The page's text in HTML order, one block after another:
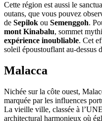
Cette région est aussi le
outans, que vous pouvez
de Sepilok ou Semenggoh.
mont Kinabalu, sommet
expérience inoubliable. Cet
soleil époustouflant au-dessus
Malacca
Nichée sur la côte ouest,
marquée par les influences
La vieille ville, classée à
architectural harmonieux où